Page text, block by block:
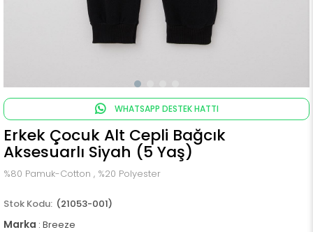
WHATSAPP DESTEK HATTI
Erkek Çocuk Alt Cepli Bağcık
Aksesuarlı Siyah (5 Yaş)
%80 Pamuk-Cotton , %20 Polyester
(21053-001)
Marka : Breeze